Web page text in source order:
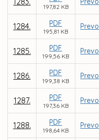
197,82 KB
1284. PDF
195,81 KB
1285. PDF
199,56 KB
1286. PDF
199,38 KB
1287. PDF
197,36 KB
1288. PDF
198,64 KB